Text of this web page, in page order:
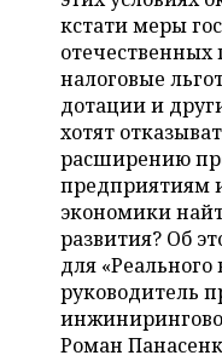
ВОДНЫЕ ВИДЫ
ХОККЕЙ С МЯЧОМ
ОБРАЗОВАНИЕ
ПРОИСШЕСТВИЯ
кстати меры
налоговые
дотации и
хотят
расширению
предприятиям
экономики
развития? Об
для
руководитель
Роман